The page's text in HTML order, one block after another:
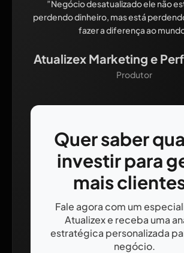
”Negócio desatualizado ele não
perdendo dinheiro, mas está
fazer a diferença ao
Atualizex Marketing e
Produtor
Quer saber
investir para
mais
Fale agora com um
Atualizex e receba uma
estratégica personalizada
negócio.